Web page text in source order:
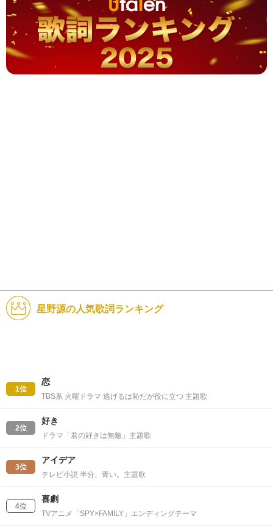
星野源の人気歌詞ランキング
1位
恋
TBS系 火曜ドラマ 逃げるは恥だが役に立つ 主題歌
2位
好き
ドラマ「君の好きは無敵」主題歌
3位
アイデア
テレビ小説 半分、青い。主題歌
4位
喜劇
TVアニメ「SPY×FAMILY」エンディングテーマ